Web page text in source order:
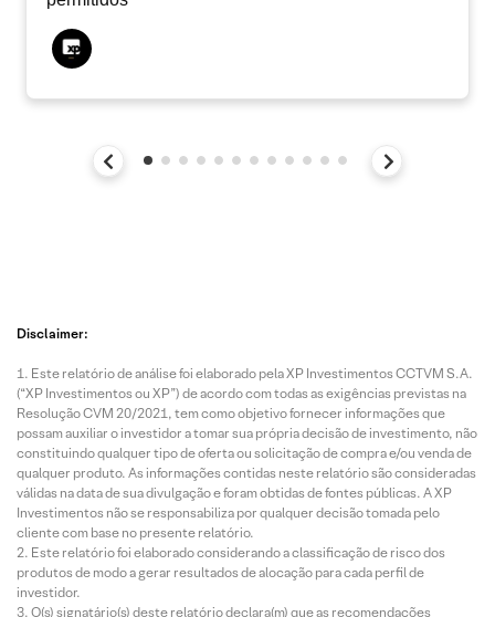
Disclaimer:
Este relatório de análise foi elaborado pela XP Investimentos CCTVM S.A.
(“XP Investimentos ou XP”) de acordo com todas as exigências previstas na
Resolução CVM 20/2021, tem como objetivo fornecer informações que
possam auxiliar o investidor a tomar sua própria decisão de investimento, não
constituindo qualquer tipo de oferta ou solicitação de compra e/ou venda de
qualquer produto. As informações contidas neste relatório são consideradas
válidas na data de sua divulgação e foram obtidas de fontes públicas. A XP
Investimentos não se responsabiliza por qualquer decisão tomada pelo
cliente com base no presente relatório.
Este relatório foi elaborado considerando a classificação de risco dos
produtos de modo a gerar resultados de alocação para cada perfil de
investidor.
O(s) signatário(s) deste relatório declara(m) que as recomendações